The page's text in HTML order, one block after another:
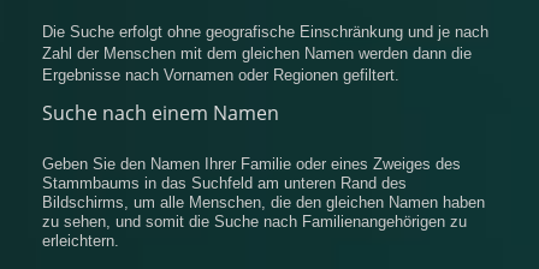
Die Suche erfolgt ohne geografische Einschränkung und je nach
Zahl der Menschen mit dem gleichen Namen werden dann die
Ergebnisse nach Vornamen oder Regionen gefiltert.
Suche nach einem Namen
Geben Sie den Namen Ihrer Familie oder eines Zweiges des
Stammbaums in das Suchfeld am unteren Rand des
Bildschirms, um alle Menschen, die den gleichen Namen haben
zu sehen, und somit die Suche nach Familienangehörigen zu
erleichtern.